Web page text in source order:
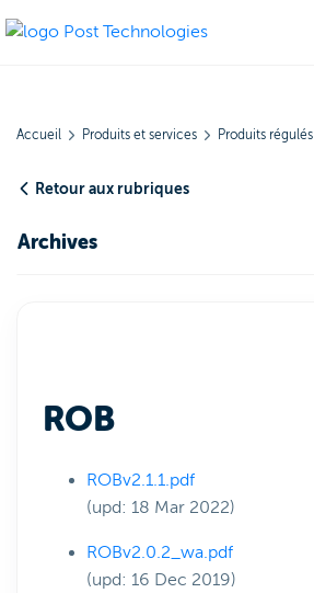
Accueil Produits et services Produits régulés
Retour aux rubriques
Archives
ROB
ROBv2.1.1.pdf
(upd: 18 Mar 2022)
ROBv2.0.2_wa.pdf
(upd: 16 Dec 2019)